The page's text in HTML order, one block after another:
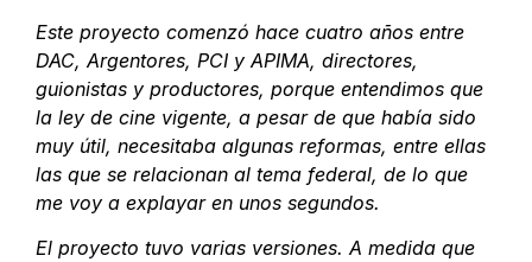
Este proyecto comenzó hace cuatro años entre
DAC, Argentores, PCI y APIMA, directores,
guionistas y productores, porque entendimos que
la ley de cine vigente, a pesar de que había sido
muy útil, necesitaba algunas reformas, entre ellas
las que se relacionan al tema federal, de lo que
me voy a explayar en unos segundos.
El proyecto tuvo varias versiones. A medida que